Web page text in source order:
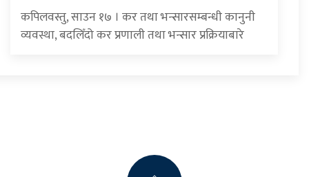
कपिलवस्तु, साउन १७ । कर तथा भन्सारसम्बन्धी कानुनी
व्यवस्था, बदलिँदो कर प्रणाली तथा भन्सार प्रक्रियाबारे